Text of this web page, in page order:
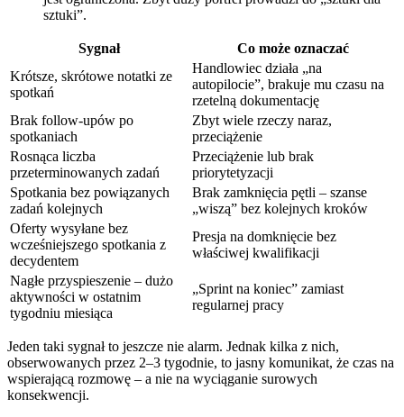
sztuki”.
Sygnał
Co może oznaczać
Krótsze, skrótowe notatki ze
spotkań
Handlowiec działa „na
autopilocie”, brakuje mu czasu na
rzetelną dokumentację
Brak follow-upów po
spotkaniach
Zbyt wiele rzeczy naraz,
przeciążenie
Rosnąca liczba
przeterminowanych zadań
Przeciążenie lub brak
priorytetyzacji
Spotkania bez powiązanych
zadań kolejnych
Brak zamknięcia pętli – szanse
„wiszą” bez kolejnych kroków
Oferty wysyłane bez
wcześniejszego spotkania z
decydentem
Presja na domknięcie bez
właściwej kwalifikacji
Nagłe przyspieszenie – dużo
aktywności w ostatnim
tygodniu miesiąca
„Sprint na koniec” zamiast
regularnej pracy
Jeden taki sygnał to jeszcze nie alarm. Jednak kilka z nich,
obserwowanych przez 2–3 tygodnie, to jasny komunikat, że czas na
wspierającą rozmowę – a nie na wyciąganie surowych
konsekwencji.